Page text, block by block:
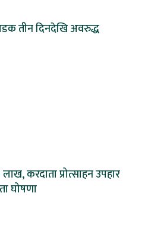
तीन दिनदेखि अवरुद्ध
करदाता प्रोत्साहन उपहार
घोषणा